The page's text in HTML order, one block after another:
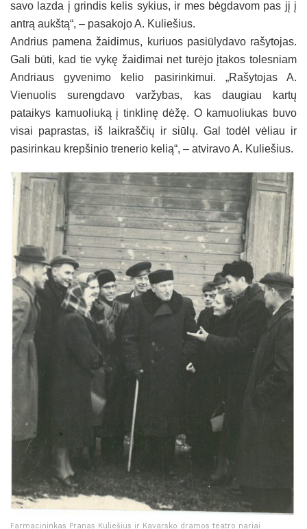
savo lazda į grindis kelis sykius, ir mes bėgdavom pas jį į
antrą aukštą“, – pasakojo A. Kuliešius.
Andrius pamena žaidimus, kuriuos pasiūlydavo rašytojas.
Gali būti, kad tie vykę žaidimai net turėjo įtakos tolesniam
Andriaus gyvenimo kelio pasirinkimui. „Rašytojas A.
Vienuolis surengdavo varžybas, kas daugiau kartų
pataikys kamuoliuką į tinklinę dėžę. O kamuoliukas buvo
visai paprastas, iš laikraščių ir siūlų. Gal todėl vėliau ir
pasirinkau krepšinio trenerio kelią“, – atviravo A. Kuliešius.
Farmacininkas Pranas Kuliešius ir Kavarsko dramos teatro nariai